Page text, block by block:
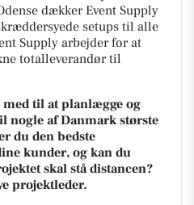
dækker Event Supply
setups til alle
Supply arbejder for at
totalleverandør til
til at planlægge og
nogle af Danmark største
du den bedste
kunder, og kan du
skal stå distancen?
projektleder.